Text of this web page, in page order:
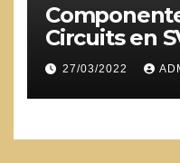
Circuits en
27/03/2022